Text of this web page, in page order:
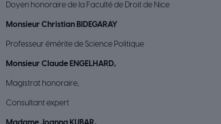
Doyen honoraire de la Faculté de Droit de Nice
Monsieur Christian BIDEGARAY
Professeur émérite de Science Politique
Monsieur Claude ENGELHARD,
Magistrat honoraire,
Consultant expert